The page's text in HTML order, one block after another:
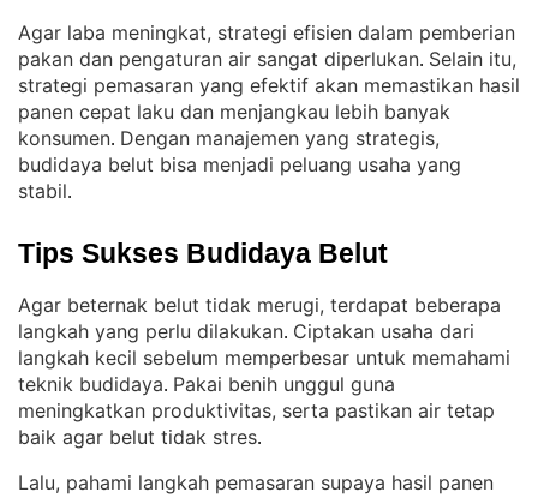
Agar laba meningkat, strategi efisien dalam pemberian
pakan dan pengaturan air sangat diperlukan. Selain itu,
strategi pemasaran yang efektif akan memastikan hasil
panen cepat laku dan menjangkau lebih banyak
konsumen. Dengan manajemen yang strategis,
budidaya belut bisa menjadi peluang usaha yang
stabil.
Tips Sukses Budidaya Belut
Agar beternak belut tidak merugi, terdapat beberapa
langkah yang perlu dilakukan. Ciptakan usaha dari
langkah kecil sebelum memperbesar untuk memahami
teknik budidaya. Pakai benih unggul guna
meningkatkan produktivitas, serta pastikan air tetap
baik agar belut tidak stres.
Lalu, pahami langkah pemasaran supaya hasil panen